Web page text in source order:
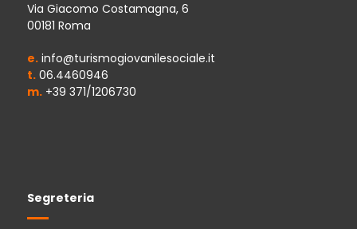
Via Giacomo Costamagna, 6
00181 Roma
e.info@turismogiovanilesociale.it
t.06.4460946
m.+39 371/1206730
Segreteria